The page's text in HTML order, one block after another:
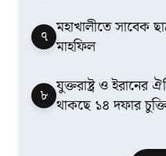
৭ মহাখালীতে সাবেক
মাহফিল
৮ যুক্তরাষ্ট্র ও ইরানের
থাকছে ১৪ দফার